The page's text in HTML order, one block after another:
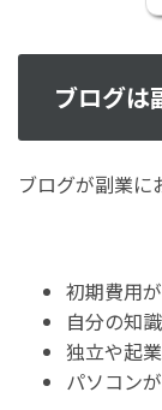
ブログは
ブログが副業に
初期費用
自分の知
独立や起
パソコン